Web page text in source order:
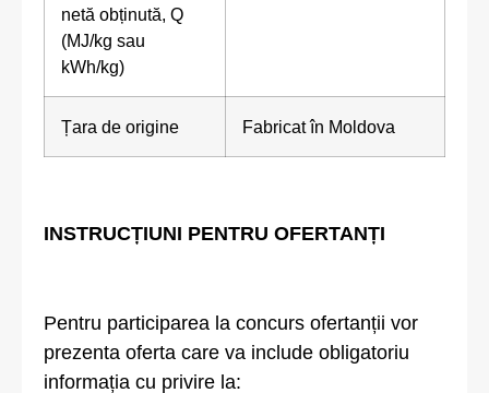
netă obținută, Q
(MJ/kg sau
kWh/kg)
Țara de origine Fabricat în Moldova
INSTRUCȚIUNI PENTRU OFERTANȚI
Pentru participarea la concurs ofertanții vor
prezenta oferta care va include obligatoriu
informația cu privire la: